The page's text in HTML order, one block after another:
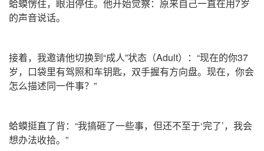
蛤蟆愣住，眼泪停住。他开始觉察：原来自己一直在用7岁
的声音说话。
接着，我邀请他切换到“成人”状态（Adult）：“现在的你37
岁，口袋里有驾照和车钥匙，双手握有方向盘。现在，你会
怎么描述同一件事？”
蛤蟆挺直了背：“我搞砸了一些事，但还不至于‘完了’，我会
想办法收拾。”